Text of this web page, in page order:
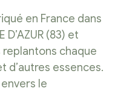
en France dans
(83) et
replantons chaque
d’autres essences.
le